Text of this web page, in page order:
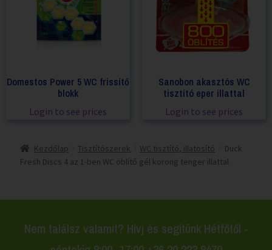
Domestos Power 5 WC frissítő
blokk
Login to see prices
Sanobon akasztós WC
tisztító eper illattal
Login to see prices
Kezdőlap Tisztítószerek WC tisztító, illatosító
Duck
Fresh Discs 4 az 1-ben WC öblítő gél korong tenger illattal
Nem találsz valamit? Hívj és segítünk Hétfőtől -